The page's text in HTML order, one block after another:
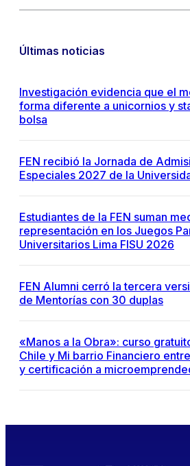
Últimas noticias
Investigación evidencia que el
forma diferente a unicornios y
bolsa
FEN recibió la Jornada de
Especiales 2027 de la
Estudiantes de la FEN suman
representación en los Juegos
Universitarios Lima FISU 2026
FEN Alumni cerró la tercera
de Mentorías con 30 duplas
«Manos a la Obra»: curso
Chile y Mi barrio Financiero
y certificación a